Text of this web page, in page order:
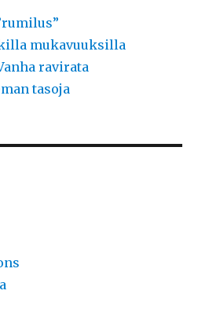
mukavuuksilla
ravirata
tasoja